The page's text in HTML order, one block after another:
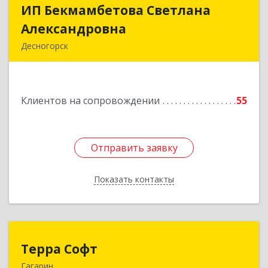
ИП Бекмамбетова Светлана
Александровна
Десногорск
Клиентов на сопровождении 55
Отправить заявку
Показать контакты
ИП Бекмамбетова Светлана
Подробнее
Отправить заявку
Назад
Терра Софт
Гагарин